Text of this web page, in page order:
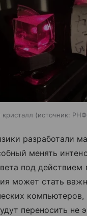
источник: РНФ
разработали
менять
под действием
может стать
компьютеров,
переносить не